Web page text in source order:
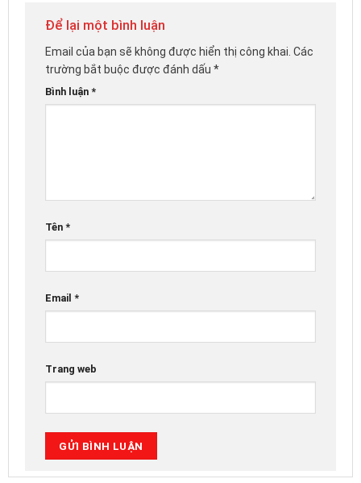
Để lại một bình luận
Email của bạn sẽ không được hiển thị công khai. Các
trường bắt buộc được đánh dấu *
Bình luận *
Tên *
Email *
Trang web